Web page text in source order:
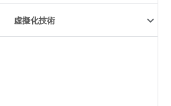
虛擬化技術